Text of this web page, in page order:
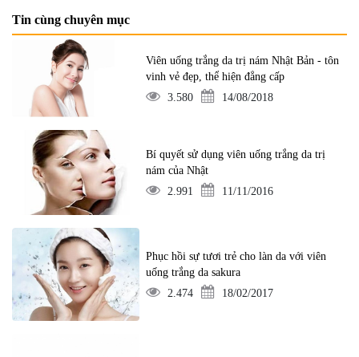
Tin cùng chuyên mục
Viên uống trắng da trị nám Nhật Bản - tôn
vinh vẻ đẹp, thể hiện đẳng cấp
3.580
14/08/2018
Bí quyết sử dụng viên uống trắng da trị
nám của Nhật
2.991
11/11/2016
Phục hồi sự tươi trẻ cho làn da với viên
uống trắng da sakura
2.474
18/02/2017